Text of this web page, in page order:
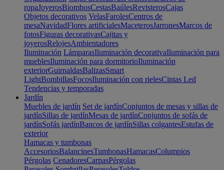
ropaJoyerosBiombosCestasBaúlesRevisterosCajas
Objetos decorativos VelasFarolesCentros de
mesaNavidadFlores artificialesMaceterosJarronesMarcos de
fotosFiguras decorativasCajitas y
joyerosRelojesAmbientadores
Iluminación LámparasIluminación decorativaIluminación para
mueblesIluminación para dormitorioIluminación
exteriorGuirnaldasBalizasSmart
LightBombillasFocosIluminación con rielesCintas Led
Tendencias y temporadas
Jardín
Muebles de jardín Set de jardínConjuntos de mesas y sillas de
jardínSillas de jardínMesas de jardínConjuntos de sofás de
jardínSofás jardínBancos de jardínSillas colgantesEstufas de
exterior
Hamacas y tumbonas
AccesoriosBalancinesTumbonasHamacasColumpios
Pérgolas CenadoresCarpasPérgolas